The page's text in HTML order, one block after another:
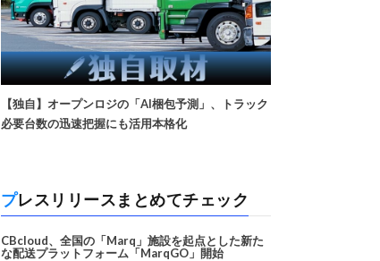
【独自】オープンロジの「AI梱包予測」、トラック
必要台数の迅速把握にも活用本格化
プレスリリースまとめてチェック
CBcloud、全国の「Marq」施設を起点とした新た
な配送プラットフォーム「MarqGO」開始